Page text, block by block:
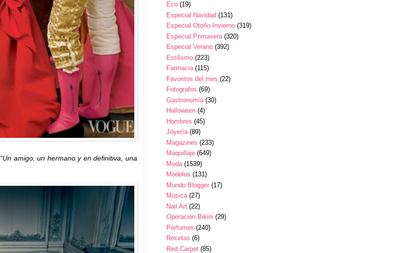
“Un amigo, un hermano y en definitiva, una
Eco (19)
Especial Navidad (131)
Especial Otoño-Invierno (319)
Especial Primavera (320)
Especial Verano (392)
Estilismo (223)
Farmacia (115)
Favoritos del mes (22)
Fotografos (69)
Gastronomía (30)
Halloween (4)
Hombres (45)
Joyería (89)
Magazines (233)
Maquillaje (649)
Moda (1539)
Modelos (131)
Mundo Blogger (17)
Música (27)
Nail Art (22)
Operación Bikini (29)
Perfumes (240)
Recetas (6)
Red Carpet (85)